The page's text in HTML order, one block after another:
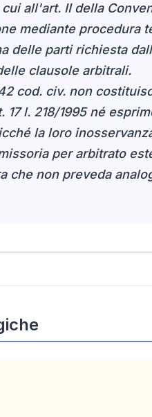
all'art. II della
mediante procedura
delle parti richiesta
clausole arbitrali.
cod. civ. non
17 l. 218/1995 né
la loro
per arbitrato
che non preveda